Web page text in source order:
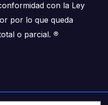
con la Ley
por lo que queda
o parcial. ®